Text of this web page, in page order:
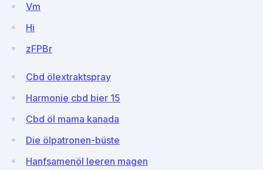
Vm
Hi
zFPBr
Cbd ölextraktspray
Harmonie cbd bier 15
Cbd öl mama kanada
Die ölpatronen-büste
Hanfsamenöl leeren magen